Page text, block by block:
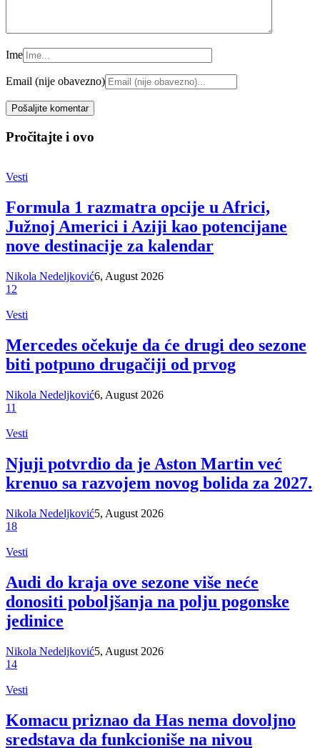
Ime
Email (nije obavezno)
Pročitajte i ovo
Vesti
Formula 1 razmatra opcije u Africi,
Južnoj Americi i Aziji kao potencijane
nove destinacije za kalendar
Nikola Nedeljković6, August 2026
12
Vesti
Mercedes očekuje da će drugi deo sezone
biti potpuno drugačiji od prvog
Nikola Nedeljković6, August 2026
11
Vesti
Njuji potvrdio da je Aston Martin već
krenuo sa razvojem novog bolida za 2027.
Nikola Nedeljković5, August 2026
18
Vesti
Audi do kraja ove sezone više neće
donositi poboljšanja na polju pogonske
jedinice
Nikola Nedeljković5, August 2026
14
Vesti
Komacu priznao da Has nema dovoljno
sredstava da funkcioniše na nivou